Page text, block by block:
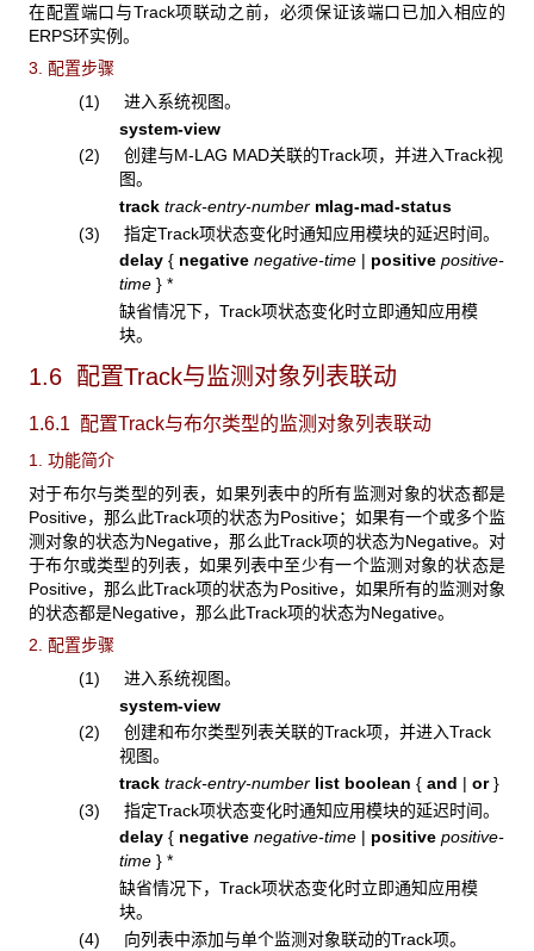
在配置端口与Track项联动之前，必须保证该端口已加入相应的
ERPS环实例。
3. 配置步骤
(1) 进入系统视图。
system-view
(2) 创建与M-LAG MAD关联的Track项，并进入Track视
图。
track track-entry-numbermlag-mad-status
(3) 指定Track项状态变化时通知应用模块的延迟时间。
delay { negative negative-time | positive positive-
time } *
缺省情况下，Track项状态变化时立即通知应用模
块。
1.6 配置Track与监测对象列表联动
1.6.1 配置Track与布尔类型的监测对象列表联动
1. 功能简介
对于布尔与类型的列表，如果列表中的所有监测对象的状态都是
Positive，那么此Track项的状态为Positive；如果有一个或多个监
测对象的状态为Negative，那么此Track项的状态为Negative。对
于布尔或类型的列表，如果列表中至少有一个监测对象的状态是
Positive，那么此Track项的状态为Positive，如果所有的监测对象
的状态都是Negative，那么此Track项的状态为Negative。
2. 配置步骤
(1) 进入系统视图。
system-view
(2) 创建和布尔类型列表关联的Track项，并进入Track
视图。
track track-entry-numberlist boolean { and | or}
(3) 指定Track项状态变化时通知应用模块的延迟时间。
delay { negative negative-time| positive positive-
time } *
缺省情况下，Track项状态变化时立即通知应用模
块。
(4) 向列表中添加与单个监测对象联动的Track项。